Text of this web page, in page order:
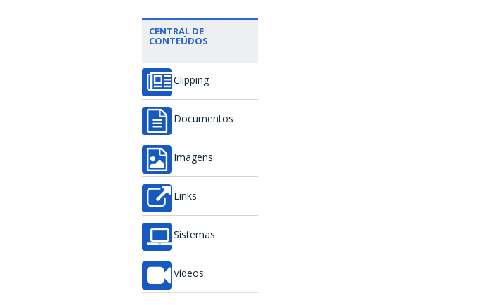
CENTRAL DE
CONTEÚDOS
Clipping
Documentos
Imagens
Links
Sistemas
Vídeos